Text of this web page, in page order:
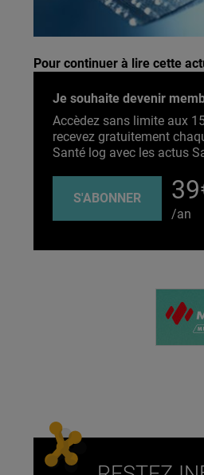
Pour continuer à lire cette
Je souhaite devenir
Accèdez sans limite aux
recevez gratuitement
Santé log avec les actus
S'ABONNER
/an